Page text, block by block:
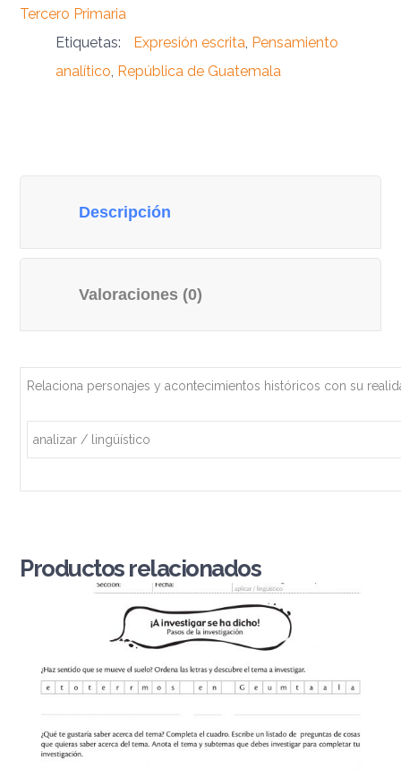
Tercero Primaria
Etiquetas:
Expresión escrita Pensamiento
analítico República de Guatemala
Descripción
Valoraciones (0)
Relaciona personajes y acontecimientos históricos con su
analizar / lingüístico
Productos relacionados